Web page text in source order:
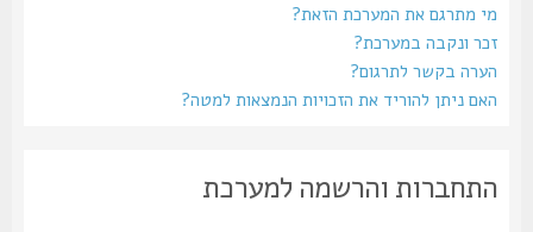
מי מתרגם את המערכת הזאת?
זכר ונקבה במערכת?
הערה בקשר לתרגום?
האם ניתן להוריד את הזכויות הנמצאות למטה?
התחברות והרשמה למערכת